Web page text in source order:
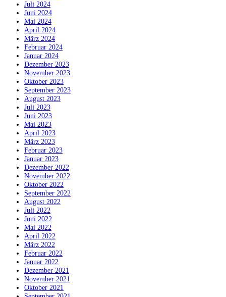
Juli 2024
Juni 2024
Mai 2024
April 2024
März 2024
Februar 2024
Januar 2024
Dezember 2023
November 2023
Oktober 2023
September 2023
August 2023
Juli 2023
Juni 2023
Mai 2023
April 2023
März 2023
Februar 2023
Januar 2023
Dezember 2022
November 2022
Oktober 2022
September 2022
August 2022
Juli 2022
Juni 2022
Mai 2022
April 2022
März 2022
Februar 2022
Januar 2022
Dezember 2021
November 2021
Oktober 2021